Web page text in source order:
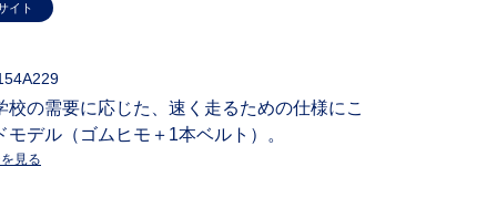
イト
見る
の需要に応じた、速く走るための仕様にこ
デル（ゴムヒモ＋1本ベルト）。